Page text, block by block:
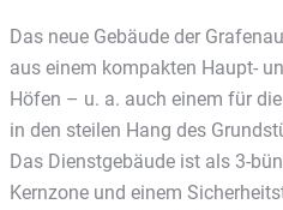
Das neue Gebäude der
aus einem kompakten Haupt-
Höfen – u. a. auch einem für
in den steilen Hang des
Das Dienstgebäude ist als 3-
Kernzone und einem